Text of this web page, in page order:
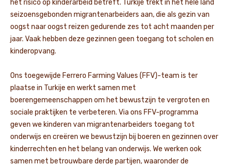
het risico op kinderarbeid betreft. Turkije trekt in het hele land
seizoensgebonden migrantenarbeiders aan, die als gezin van
oogst naar oogst reizen gedurende zes tot acht maanden per
jaar. Vaak hebben deze gezinnen geen toegang tot scholen en
kinderopvang.
Ons toegewijde Ferrero Farming Values (FFV)-team is ter
plaatse in Turkije en werkt samen met
boerengemeenschappen om het bewustzijn te vergroten en
sociale praktijken te verbeteren. Via ons FFV-programma
geven we kinderen van migrantenarbeiders toegang tot
onderwijs en creëren we bewustzijn bij boeren en gezinnen over
kinderrechten en het belang van onderwijs. We werken ook
samen met betrouwbare derde partijen, waaronder de